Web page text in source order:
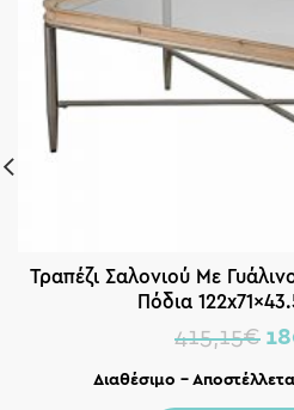
Τραπέζι Σαλονιού Με
Πόδια
415,15€
Διαθέσιμο –